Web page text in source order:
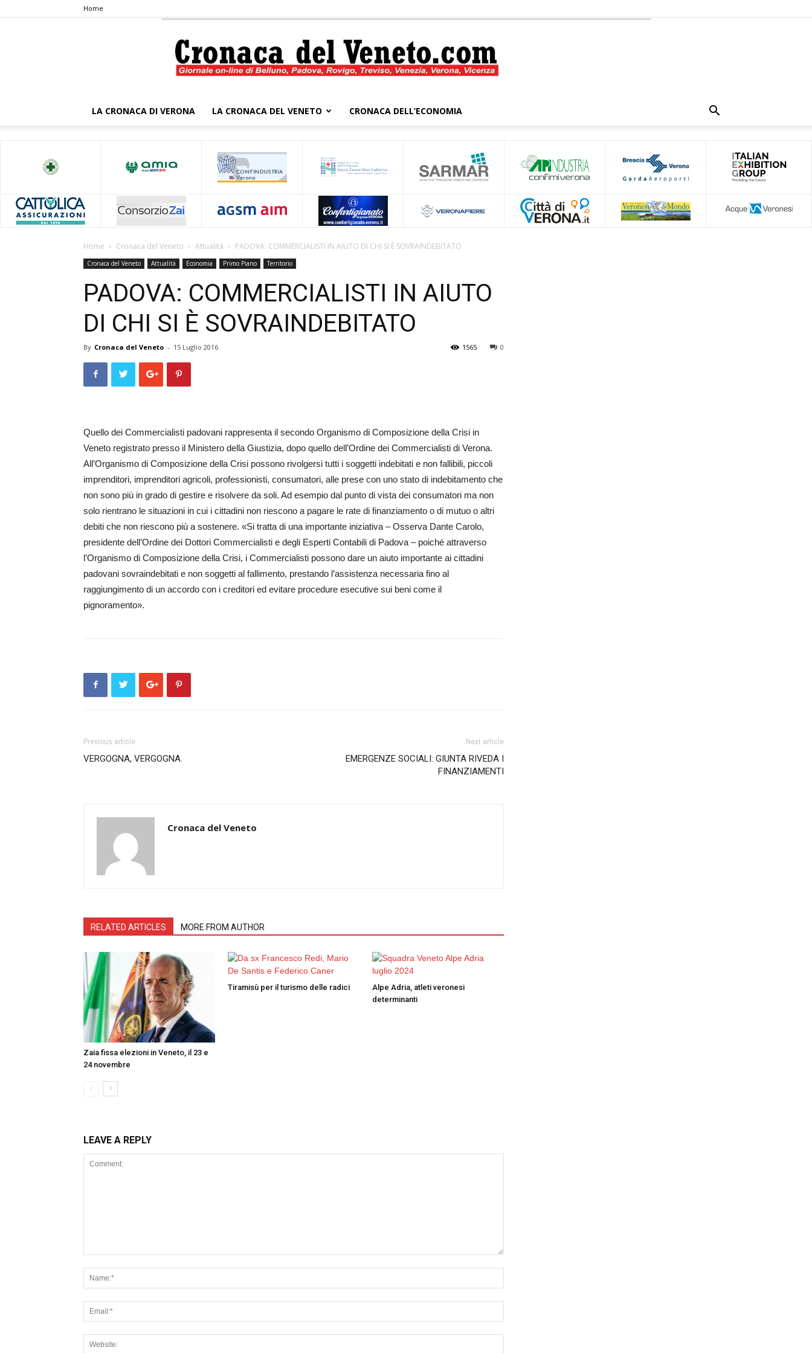
Home
Veneto
LA CRONACA DI VERONA LA CRONACA DEL VENETO CRONACA DELL’ECONOMIA
Home Cronaca del Veneto Attualità PADOVA: COMMERCIALISTI IN AIUTO DI CHI SI È SOVRAINDEBITATO
Cronaca del Veneto Attualità Economia Primo Piano Territorio
PADOVA: COMMERCIALISTI IN AIUTO
DI CHI SI È SOVRAINDEBITATO
By Cronaca del Veneto - 15 Luglio 2016 0
1565
Quello dei Commercialisti padovani rappresenta il secondo Or­ganismo di Composizione della Crisi in
Veneto registrato presso il Ministero della Giustizia, dopo quello dell’Ordine dei Commer­cialisti di Verona.
All’Organismo di Composizione della Crisi possono rivolgersi tutti i soggetti indebitati e non fallibili, piccoli
imprenditori, imprenditori agricoli, professionisti, consumatori, alle prese con uno stato di indebitamento che
non sono più in grado di gestire e risolvere da soli. Ad esempio dal punto di vista dei consumatori ma non
solo rientrano le situazioni in cui i cittadini non riescono a pagare le rate di finanziamento o di mutuo o altri
debiti che non riescono più a sostenere. «Si tratta di una importante iniziativa – Osserva Dante Carolo,
presidente del­l’Or­­dine dei Dottori Commercia­listi e degli Esperti Contabili di Pa­dova – poiché attraverso
l’Orga­nismo di Composizione della Cri­si, i Commercialisti possono dare un aiuto importante ai cittadini
padovani sovraindebitati e non soggetti al fallimento, prestando l’assistenza necessaria fino al
raggiungimento di un accordo con i creditori ed evitare procedure esecutive sui beni come il
pignoramento».
Previous article
VERGOGNA, VERGOGNA.
Next article
EMERGENZE SOCIALI: GIUNTA RIVEDA I
FINANZIAMENTI
Cronaca del Veneto
RELATED ARTICLES MORE FROM AUTHOR
Zaia fissa elezioni in Veneto, il 23 e
24 novembre
Tiramisù per il turismo delle radici
Alpe Adria, atleti veronesi
determinanti
LEAVE A REPLY